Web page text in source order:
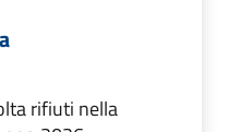
rifiuti nella